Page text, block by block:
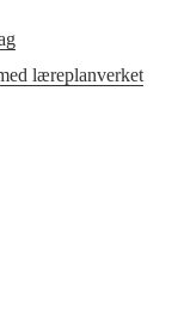
læreplanverket